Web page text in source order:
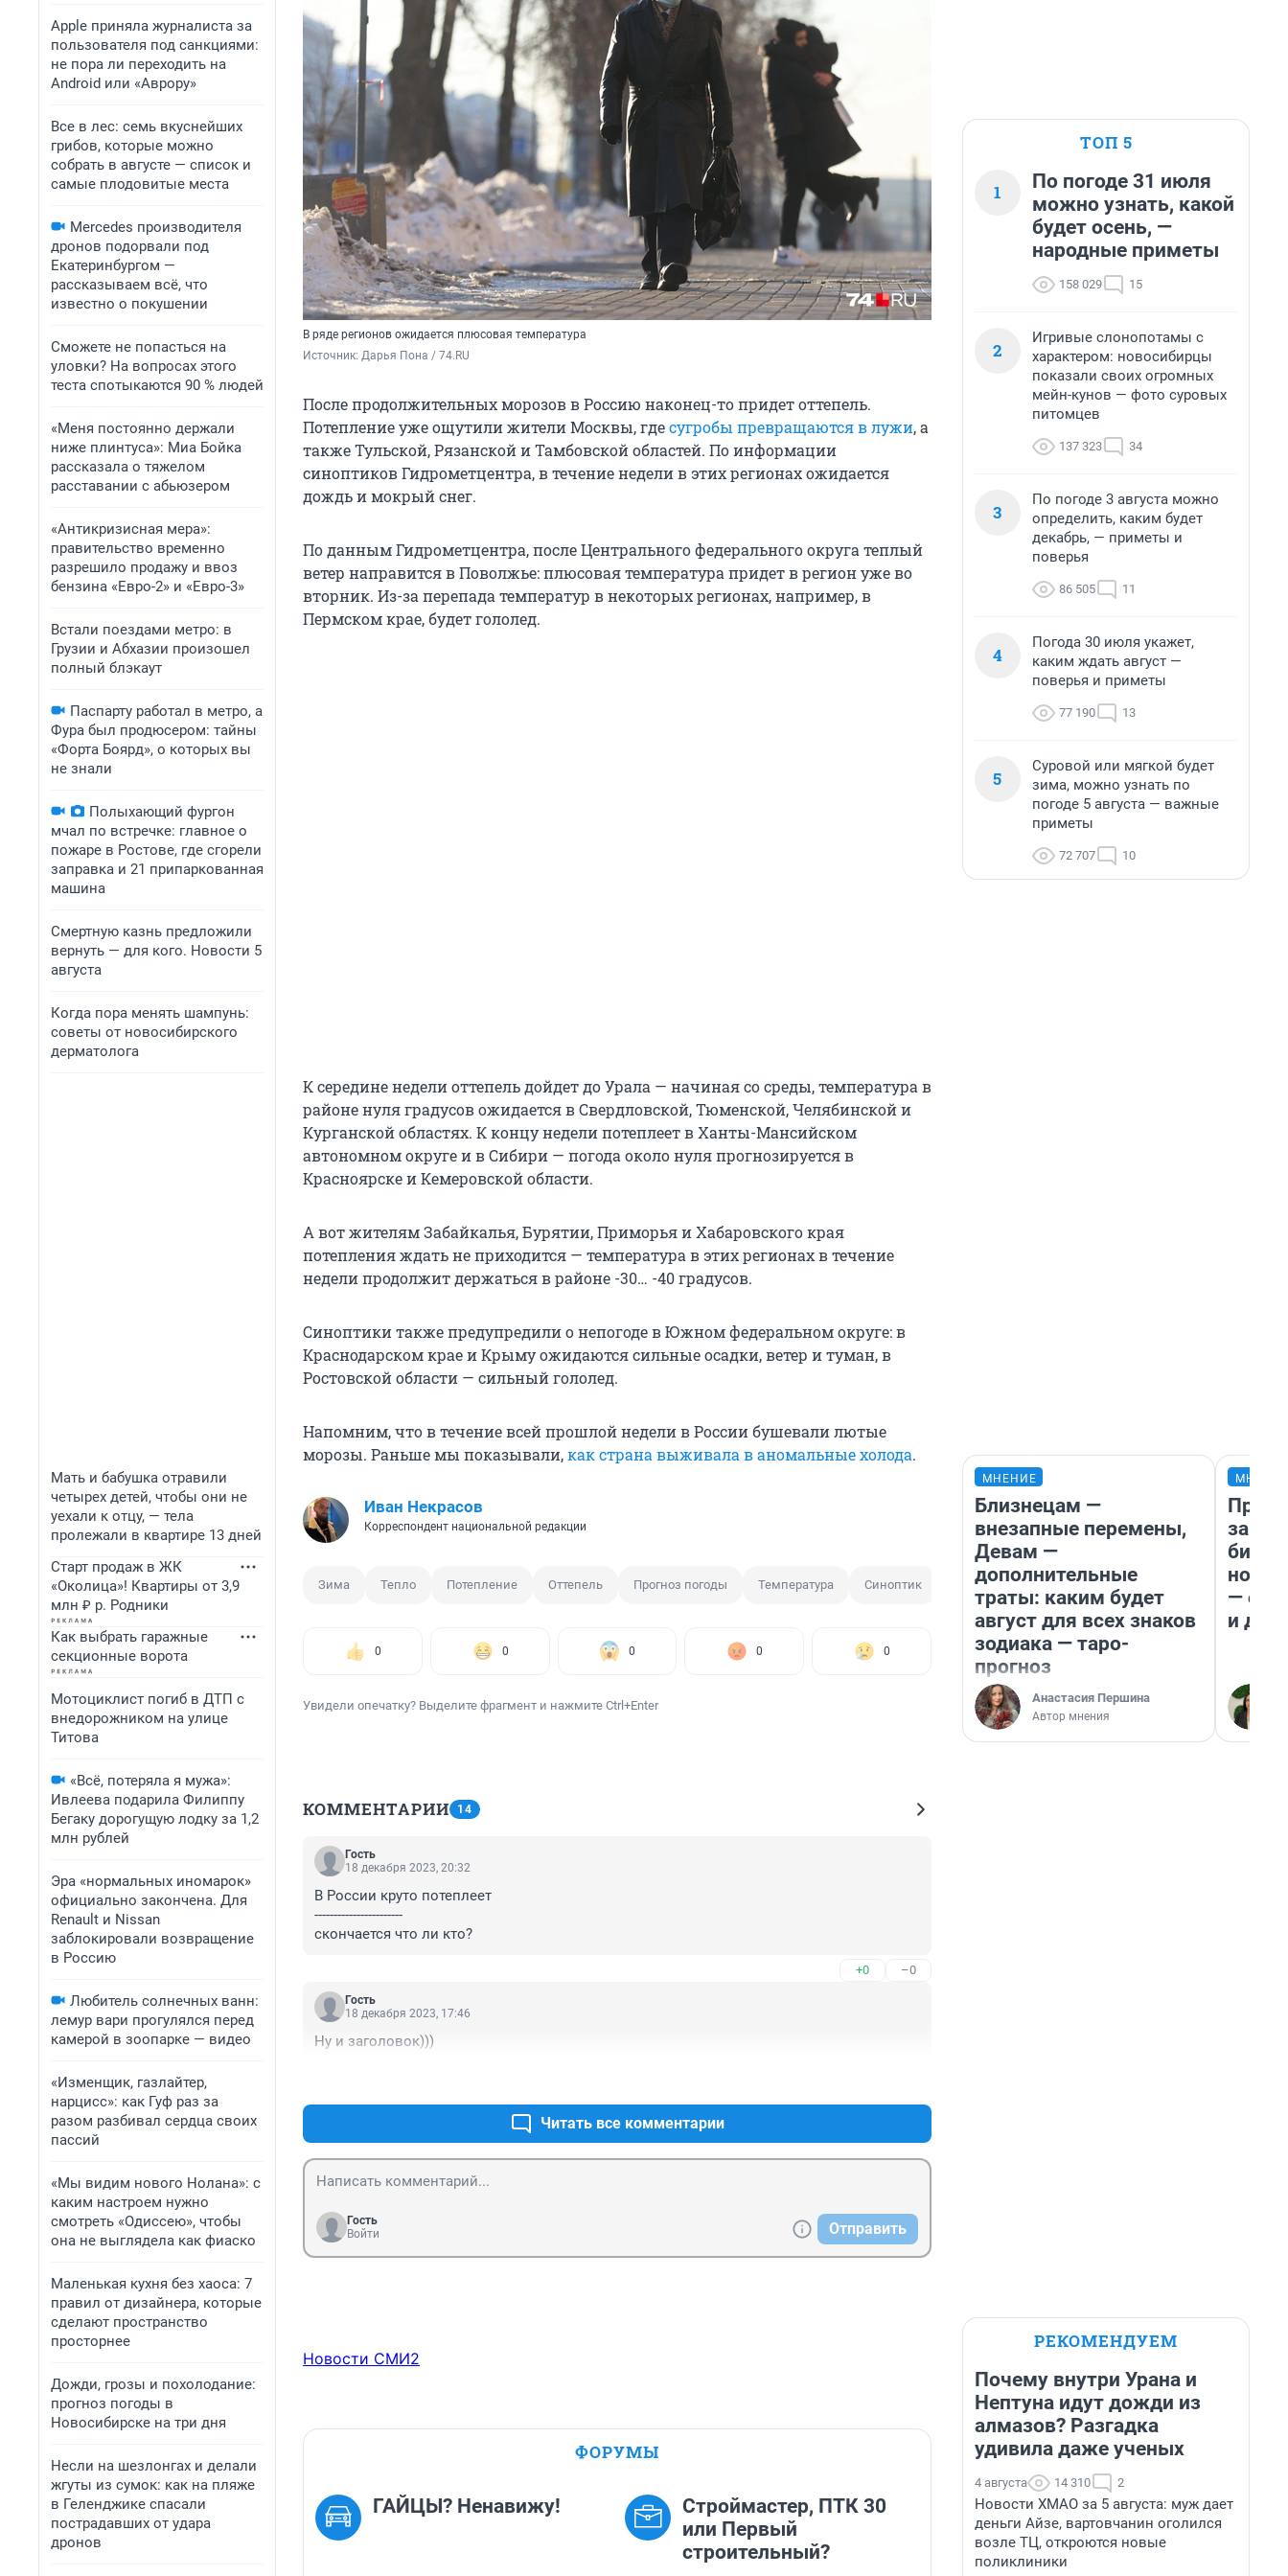
Apple приняла журналиста за
пользователя под санкциями:
не пора ли переходить на
Android или «Аврору»
Все в лес: семь вкуснейших
грибов, которые можно
собрать в августе — список и
самые плодовитые места
Mercedes производителя
дронов подорвали под
Екатеринбургом —
рассказываем всё, что
известно о покушении
Сможете не попасться на
уловки? На вопросах этого
теста спотыкаются 90 % людей
«Меня постоянно держали
ниже плинтуса»: Миа Бойка
рассказала о тяжелом
расставании с абьюзером
«Антикризисная мера»:
правительство временно
разрешило продажу и ввоз
бензина «Евро-2» и «Евро-3»
Встали поездами метро: в
Грузии и Абхазии произошел
полный блэкаут
Паспарту работал в метро, а
Фура был продюсером: тайны
«Форта Боярд», о которых вы
не знали
Полыхающий фургон
мчал по встречке: главное о
пожаре в Ростове, где сгорели
заправка и 21 припаркованная
машина
Смертную казнь предложили
вернуть — для кого. Новости 5
августа
Когда пора менять шампунь:
советы от новосибирского
дерматолога
Мать и бабушка отравили
четырех детей, чтобы они не
уехали к отцу, — тела
пролежали в квартире 13 дней
Старт продаж в ЖК
«Околица»! Квартиры от 3,9
млн ₽ р. Родники
Как выбрать гаражные
секционные ворота
Мотоциклист погиб в ДТП с
внедорожником на улице
Титова
«Всё, потеряла я мужа»:
Ивлеева подарила Филиппу
Бегаку дорогущую лодку за 1,2
млн рублей
Эра «нормальных иномарок»
официально закончена. Для
Renault и Nissan
заблокировали возвращение
в Россию
Любитель солнечных ванн:
лемур вари прогулялся перед
камерой в зоопарке — видео
«Изменщик, газлайтер,
нарцисс»: как Гуф раз за
разом разбивал сердца своих
пассий
«Мы видим нового Нолана»: с
каким настроем нужно
смотреть «Одиссею», чтобы
она не выглядела как фиаско
Маленькая кухня без хаоса: 7
правил от дизайнера, которые
сделают пространство
просторнее
Дожди, грозы и похолодание:
прогноз погоды в
Новосибирске на три дня
Несли на шезлонгах и делали
жгуты из сумок: как на пляже
в Геленджике спасали
пострадавших от удара
дронов
В ряде регионов ожидается плюсовая температура
Источник: Дарья Пона / 74.RU
После продолжительных морозов в Россию наконец-то придет оттепель.
Потепление уже ощутили жители Москвы, гдесугробы превращаются в лужи, а
также Тульской, Рязанской и Тамбовской областей. По информации
синоптиков Гидрометцентра, в течение недели в этих регионах ожидается
дождь и мокрый снег.
По данным Гидрометцентра, после Центрального федерального округа теплый
ветер направится в Поволжье: плюсовая температура придет в регион уже во
вторник. Из-за перепада температур в некоторых регионах, например, в
Пермском крае, будет гололед.
К середине недели оттепель дойдет до Урала — начиная со среды, температура в
районе нуля градусов ожидается в Свердловской, Тюменской, Челябинской и
Курганской областях. К концу недели потеплеет в Ханты-Мансийском
автономном округе и в Сибири — погода около нуля прогнозируется в
Красноярске и Кемеровской области.
А вот жителям Забайкалья, Бурятии, Приморья и Хабаровского края
потепления ждать не приходится — температура в этих регионах в течение
недели продолжит держаться в районе -30… -40 градусов.
Синоптики также предупредили о непогоде в Южном федеральном округе: в
Краснодарском крае и Крыму ожидаются сильные осадки, ветер и туман, в
Ростовской области — сильный гололед.
Напомним, что в течение всей прошлой недели в России бушевали лютые
морозы. Раньше мы показывали,как страна выживала в аномальные холода.
Иван Некрасов
Корреспондент национальной редакции
Зима Тепло Потепление Оттепель Прогноз погоды Температура Синоптик Мороз Метеоролог Холод
0 0 0 0 0
Увидели опечатку? Выделите фрагмент и нажмите Ctrl+Enter
КОММЕНТАРИИ 14
Гость
18 декабря 2023, 20:32
В России круто потеплеет
-----------------------
скончается что ли кто?
+0 –0
Гость
18 декабря 2023, 17:46
Ну и заголовок)))
Читать все комментарии
Гость
Войти
Отправить
Новости СМИ2
ФОРУМЫ
ГАЙЦЫ? Ненавижу!
Строймастер, ПТК 30
или Первый
строительный?
ТОП 5
1
По погоде 31 июля
можно узнать, какой
будет осень, —
народные приметы
158 029 15
2
Игривые слонопотамы с
характером: новосибирцы
показали своих огромных
мейн-кунов — фото суровых
питомцев
137 323 34
3
По погоде 3 августа можно
определить, каким будет
декабрь, — приметы и
поверья
86 505 11
4
Погода 30 июля укажет,
каким ждать август —
поверья и приметы
77 190 13
5
Суровой или мягкой будет
зима, можно узнать по
погоде 5 августа — важные
приметы
72 707 10
МНЕНИЕ
Близнецам —
внезапные перемены,
Девам —
дополнительные
траты: каким будет
август для всех знаков
зодиака — таро-
прогноз
Анастасия Першина
Автор мнения
— он
и
РЕКОМЕНДУЕМ
Почему внутри Урана и
Нептуна идут дожди из
алмазов? Разгадка
удивила даже ученых
4 августа 14 310 2
Новости ХМАО за 5 августа: муж дает
деньги Айзе, вартовчанин оголился
возле ТЦ, откроются новые
поликлиники